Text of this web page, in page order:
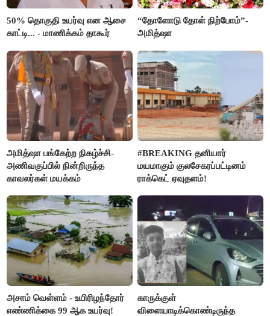
50% தொகுதி உயர்வு என ஆசை
காட்டி... - மாணிக்கம் தாகூர்
“தோளோடு தோள் நிற்போம்”-
அமித்ஷா
அமித்ஷா பங்கேற்ற நிகழ்ச்சி-
அணிவகுப்பில் நின்றிருந்த
காவலர்கள் மயக்கம்
#BREAKING தனியார்
மயமாகும் குலசேகரப்பட்டினம்
ராக்கெட் ஏவுதளம்!
அசாம் வெள்ளம் - உயிரிழந்தோர்
எண்ணிக்கை 99 ஆக உயர்வு!
காருக்குள்
விளையாடிக்கொண்டிருந்த